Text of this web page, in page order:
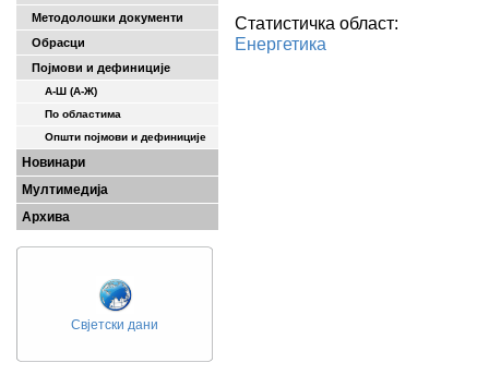
Методолошки документи
Обрасци
Појмови и дефиниције
А-Ш (A-Ж)
По областима
Општи појмови и дефиниције
Новинари
Мултимедија
Архива
Свјетски дани
Статистичка област:
Енергетика